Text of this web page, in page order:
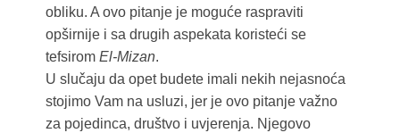
obliku. A ovo pitanje je moguće raspraviti
opširnije i sa drugih aspekata koristeći se
tefsirom El-Mizan.
U slučaju da opet budete imali nekih nejasnoća
stojimo Vam na usluzi, jer je ovo pitanje važno
za pojedinca, društvo i uvjerenja. Njegovo